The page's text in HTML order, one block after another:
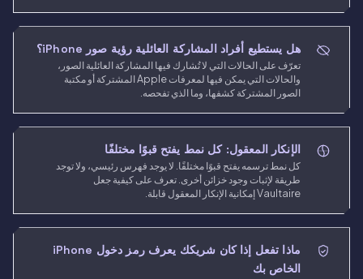
هل يستطيع أفراد المشاركة العائلية رؤية صور iPhone؟
تعرّف على الحالات التي لا تُشارك فيها المشاركة العائلية الصور،
والحالات التي يمكن فيها لمعرفات Apple المشتركة أو مكتبة
الصور المشتركة كشفها، وما الذي تفحصه.
الإنكار المعقول: كل نمط يفتح قبوًا مختلفًا
كل نمط ترسمه يفتح قبوًا مختلفًا. لا يوجد فهرس رئيسي، ولا توجد
طريقة لإثبات وجود خزائن أخرى. تعرف على كيفية جعل
Vaultaire إمكانية الإنكار المعقول قابلة.
ماذا تفعل إذا كان شريكك يعرف رمز دخول iPhone
الخاص بك